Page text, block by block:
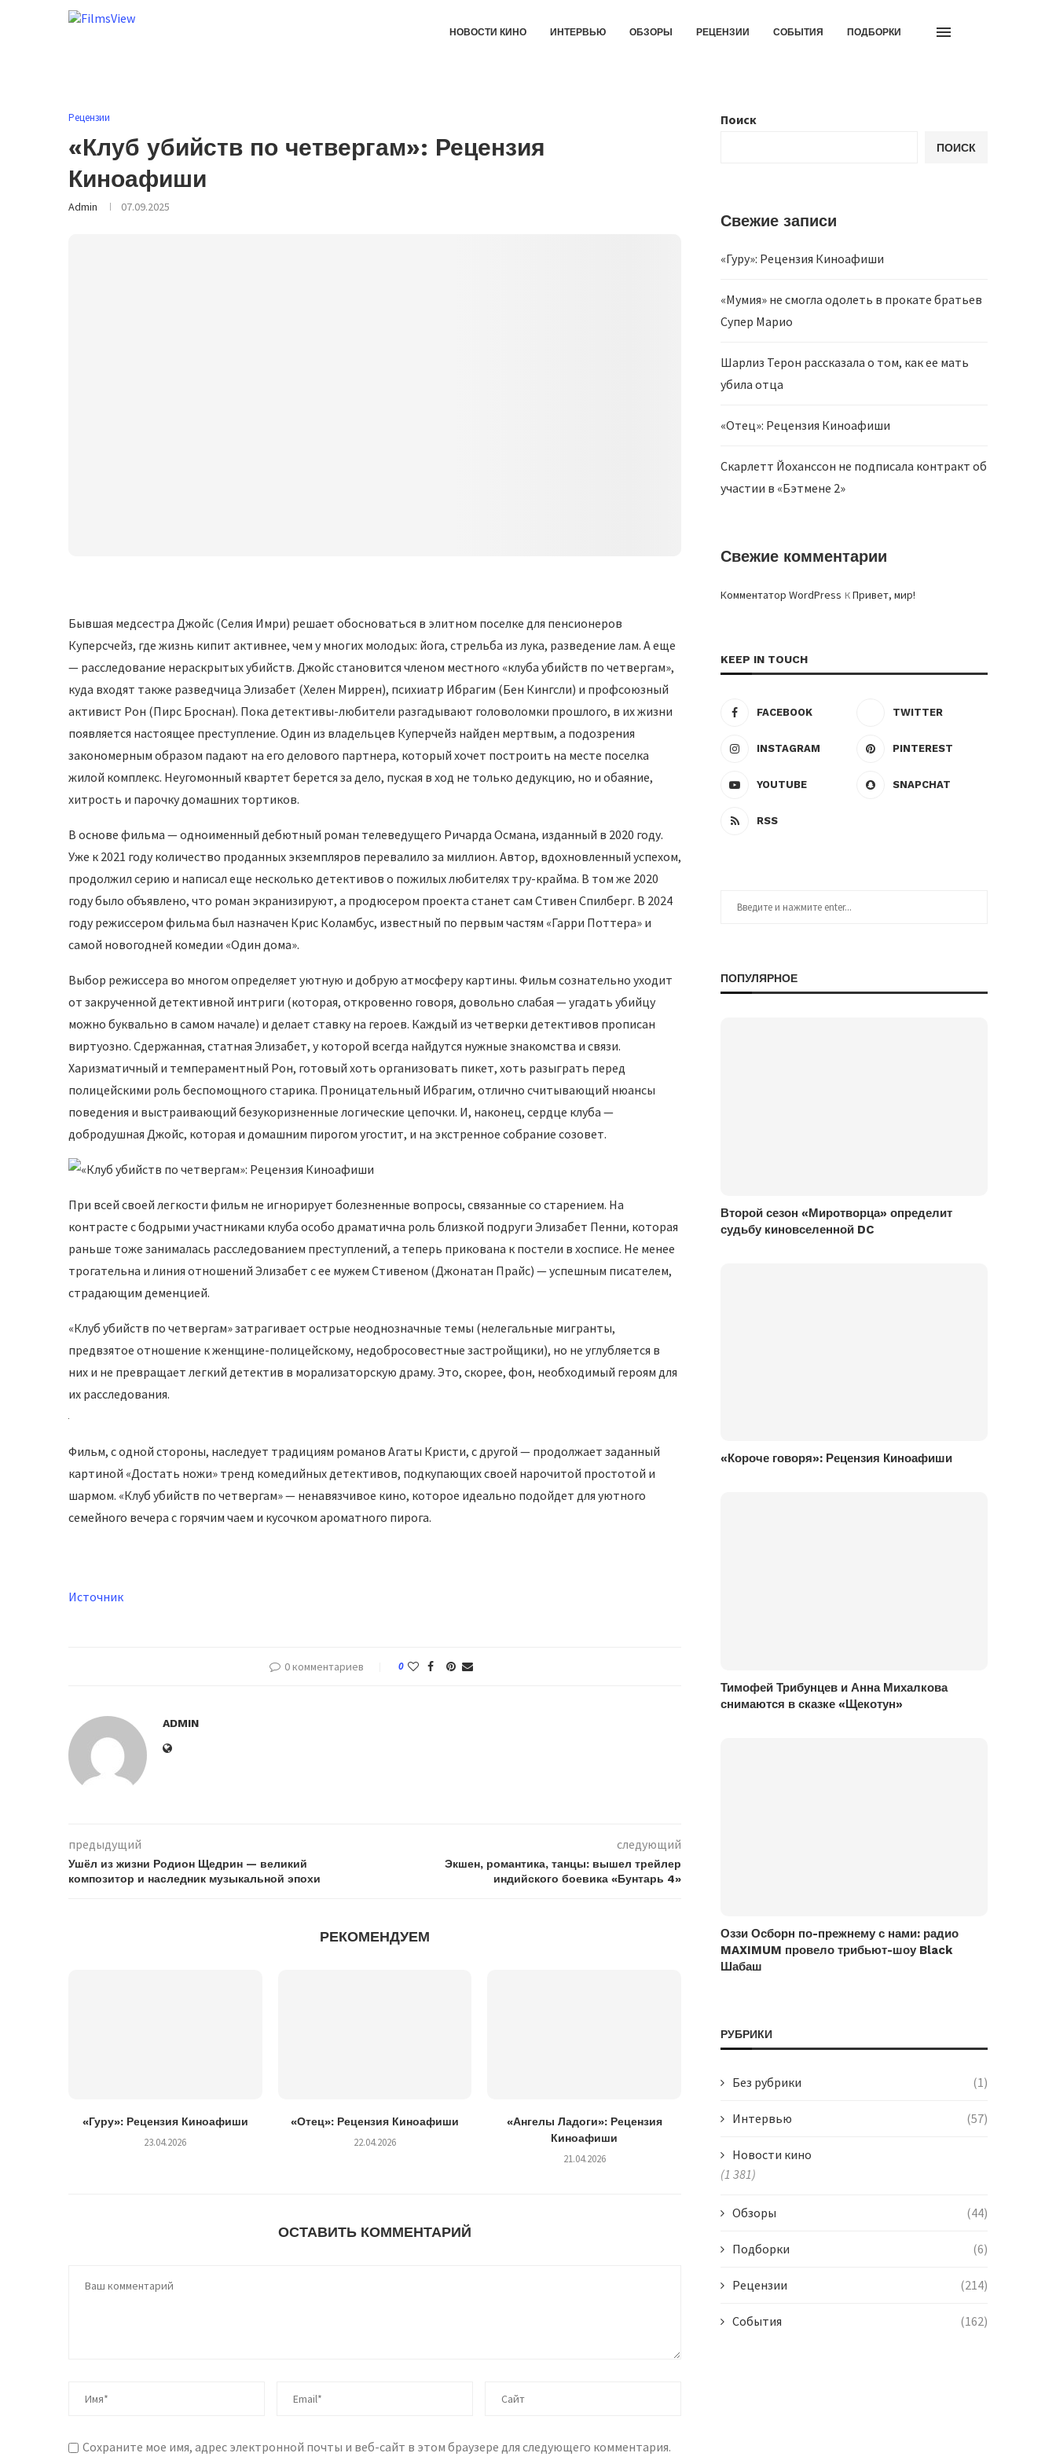
НОВОСТИ КИНО ИНТЕРВЬЮ ОБЗОРЫ РЕЦЕНЗИИ СОБЫТИЯ ПОДБОРКИ
Рецензии
«Клуб убийств по четвергам»: Рецензия
Киноафиши
Admin 07.09.2025
Бывшая медсестра Джойс (Селия Имри) решает обосноваться в элитном поселке для пенсионеров
Куперсчейз, где жизнь кипит активнее, чем у многих молодых: йога, стрельба из лука, разведение лам. А еще
— расследование нераскрытых убийств. Джойс становится членом местного «клуба убийств по четвергам»,
куда входят также разведчица Элизабет (Хелен Миррен), психиатр Ибрагим (Бен Кингсли) и профсоюзный
активист Рон (Пирс Броснан). Пока детективы-любители разгадывают головоломки прошлого, в их жизни
появляется настоящее преступление. Один из владельцев Куперчейз найден мертвым, а подозрения
закономерным образом падают на его делового партнера, который хочет построить на месте поселка
жилой комплекс. Неугомонный квартет берется за дело, пуская в ход не только дедукцию, но и обаяние,
хитрость и парочку домашних тортиков.
В основе фильма — одноименный дебютный роман телеведущего Ричарда Османа, изданный в 2020 году.
Уже к 2021 году количество проданных экземпляров перевалило за миллион. Автор, вдохновленный успехом,
продолжил серию и написал еще несколько детективов о пожилых любителях тру-крайма. В том же 2020
году было объявлено, что роман экранизируют, а продюсером проекта станет сам Стивен Спилберг. В 2024
году режиссером фильма был назначен Крис Коламбус, известный по первым частям «Гарри Поттера» и
самой новогодней комедии «Один дома».
Выбор режиссера во многом определяет уютную и добрую атмосферу картины. Фильм сознательно уходит
от закрученной детективной интриги (которая, откровенно говоря, довольно слабая — угадать убийцу
можно буквально в самом начале) и делает ставку на героев. Каждый из четверки детективов прописан
виртуозно. Сдержанная, статная Элизабет, у которой всегда найдутся нужные знакомства и связи.
Харизматичный и темпераментный Рон, готовый хоть организовать пикет, хоть разыграть перед
полицейскими роль беспомощного старика. Проницательный Ибрагим, отлично считывающий нюансы
поведения и выстраивающий безукоризненные логические цепочки. И, наконец, сердце клуба —
добродушная Джойс, которая и домашним пирогом угостит, и на экстренное собрание созовет.
При всей своей легкости фильм не игнорирует болезненные вопросы, связанные со старением. На
контрасте с бодрыми участниками клуба особо драматична роль близкой подруги Элизабет Пенни, которая
раньше тоже занималась расследованием преступлений, а теперь прикована к постели в хосписе. Не менее
трогательна и линия отношений Элизабет с ее мужем Стивеном (Джонатан Прайс) — успешным писателем,
страдающим деменцией.
«Клуб убийств по четвергам» затрагивает острые неоднозначные темы (нелегальные мигранты,
предвзятое отношение к женщине-полицейскому, недобросовестные застройщики), но не углубляется в
них и не превращает легкий детектив в морализаторскую драму. Это, скорее, фон, необходимый героям для
их расследования.
Фильм, с одной стороны, наследует традициям романов Агаты Кристи, с другой — продолжает заданный
картиной «Достать ножи» тренд комедийных детективов, подкупающих своей нарочитой простотой и
шармом. «Клуб убийств по четвергам» — ненавязчивое кино, которое идеально подойдет для уютного
семейного вечера с горячим чаем и кусочком ароматного пирога.
Источник
0 комментариев 0
ADMIN
предыдущий
Ушёл из жизни Родион Щедрин — великий
композитор и наследник музыкальной эпохи
следующий
Экшен, романтика, танцы: вышел трейлер
индийского боевика «Бунтарь 4»
РЕКОМЕНДУЕМ
«Гуру»: Рецензия Киноафиши
23.04.2026
«Отец»: Рецензия Киноафиши
22.04.2026
«Ангелы Ладоги»: Рецензия
Киноафиши
21.04.2026
ОСТАВИТЬ КОММЕНТАРИЙ
Сохраните мое имя, адрес электронной почты и веб-сайт в этом браузере для следующего комментария.
Поиск
ПОИСК
Свежие записи
«Гуру»: Рецензия Киноафиши
«Мумия» не смогла одолеть в прокате братьев
Супер Марио
Шарлиз Терон рассказала о том, как ее мать
убила отца
«Отец»: Рецензия Киноафиши
Скарлетт Йоханссон не подписала контракт об
участии в «Бэтмене 2»
Свежие комментарии
Комментатор WordPress кПривет, мир!
KEEP IN TOUCH
FACEBOOK TWITTER
INSTAGRAM PINTEREST
YOUTUBE SNAPCHAT
RSS
ПОПУЛЯРНОЕ
Второй сезон «Миротворца» определит
судьбу киновселенной DC
«Короче говоря»: Рецензия Киноафиши
Тимофей Трибунцев и Анна Михалкова
снимаются в сказке «Щекотун»
Оззи Осборн по-прежнему с нами: радио
MAXIMUM провело трибьют-шоу Black
Шабаш
РУБРИКИ
Без рубрики (1)
Интервью (57)
Новости кино
(1 381)
Обзоры (44)
Подборки (6)
Рецензии (214)
События (162)